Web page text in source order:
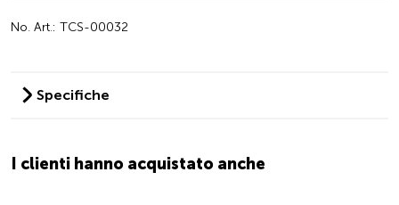
No. Art.: TCS-00032
Specifiche
I clienti hanno acquistato anche